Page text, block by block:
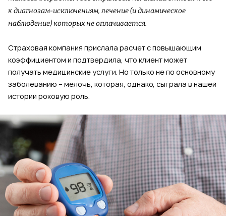
к диагнозам-исключениям, лечение (и динамическое
наблюдение) которых не оплачивается.
Страховая компания прислала расчет с повышающим
коэффициентом и подтвердила, что клиент может
получать медицинские услуги. Но только не по основному
заболеванию – мелочь, которая, однако, сыграла в нашей
истории роковую роль.